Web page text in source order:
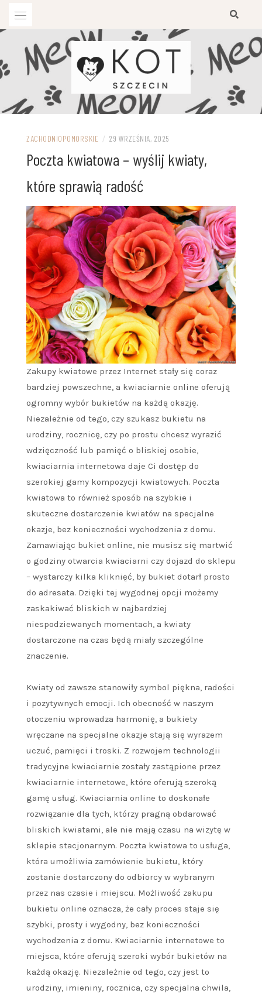
treści
ZACHODNIOPOMORSKIE / 29 WRZEŚNIA, 2025
Poczta kwiatowa – wyślij kwiaty,
które sprawią radość
Zakupy kwiatowe przez Internet stały się coraz
bardziej powszechne, a kwiaciarnie online oferują
ogromny wybór bukietów na każdą okazję.
Niezależnie od tego, czy szukasz bukietu na
urodziny, rocznicę, czy po prostu chcesz wyrazić
wdzięczność lub pamięć o bliskiej osobie,
kwiaciarnia internetowa daje Ci dostęp do
szerokiej gamy kompozycji kwiatowych. Poczta
kwiatowa to również sposób na szybkie i
skuteczne dostarczenie kwiatów na specjalne
okazje, bez konieczności wychodzenia z domu.
Zamawiając bukiet online, nie musisz się martwić
o godziny otwarcia kwiaciarni czy dojazd do sklepu
– wystarczy kilka kliknięć, by bukiet dotarł prosto
do adresata. Dzięki tej wygodnej opcji możemy
zaskakiwać bliskich w najbardziej
niespodziewanych momentach, a kwiaty
dostarczone na czas będą miały szczególne
znaczenie.
Kwiaty od zawsze stanowiły symbol piękna, radości
i pozytywnych emocji. Ich obecność w naszym
otoczeniu wprowadza harmonię, a bukiety
wręczane na specjalne okazje stają się wyrazem
uczuć, pamięci i troski. Z rozwojem technologii
tradycyjne kwiaciarnie zostały zastąpione przez
kwiaciarnie internetowe, które oferują szeroką
gamę usług. Kwiaciarnia online to doskonałe
rozwiązanie dla tych, którzy pragną obdarować
bliskich kwiatami, ale nie mają czasu na wizytę w
sklepie stacjonarnym. Poczta kwiatowa to usługa,
która umożliwia zamówienie bukietu, który
zostanie dostarczony do odbiorcy w wybranym
przez nas czasie i miejscu. Możliwość zakupu
bukietu online oznacza, że cały proces staje się
szybki, prosty i wygodny, bez konieczności
wychodzenia z domu. Kwiaciarnie internetowe to
miejsca, które oferują szeroki wybór bukietów na
każdą okazję. Niezależnie od tego, czy jest to
urodziny, imieniny, rocznica, czy specjalna chwila,